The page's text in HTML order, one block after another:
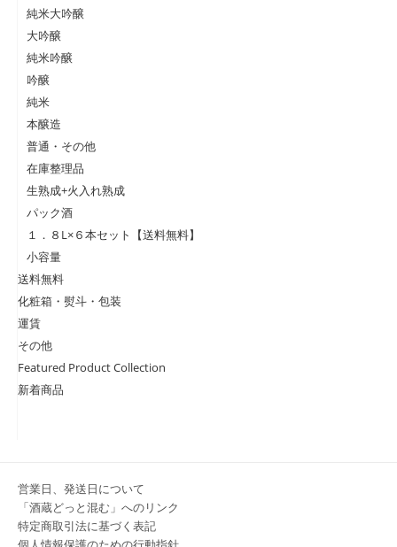
純米大吟醸
大吟醸
純米吟醸
吟醸
純米
本醸造
普通・その他
在庫整理品
生熟成+火入れ熟成
パック酒
１．８L×６本セット【送料無料】
小容量
送料無料
化粧箱・熨斗・包装
運賃
その他
Featured Product Collection
新着商品
営業日、発送日について
「酒蔵どっと混む」へのリンク
特定商取引法に基づく表記